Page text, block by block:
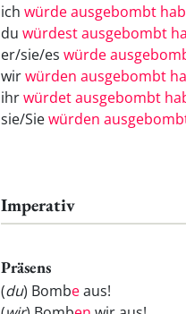
ich würde ausgebombt
du würdest ausgebombt
er/sie/es würde
wirwürden ausgebombt
ihrwürdet ausgebombt
sie/Siewürden
Imperativ
Präsens
(du) Bombeaus!